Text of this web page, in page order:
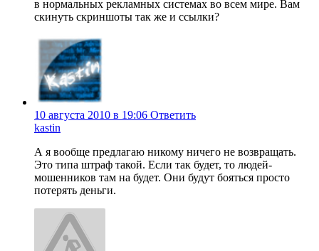
в нормальных рекламных системах во всем мире. Вам
скинуть скриншоты так же и ссылки?
10 августа 2010 в 19:06 Ответить
kastin
А я вообще предлагаю никому ничего не возвращать.
Это типа штраф такой. Если так будет, то людей-
мошенников там на будет. Они будут бояться просто
потерять деньги.